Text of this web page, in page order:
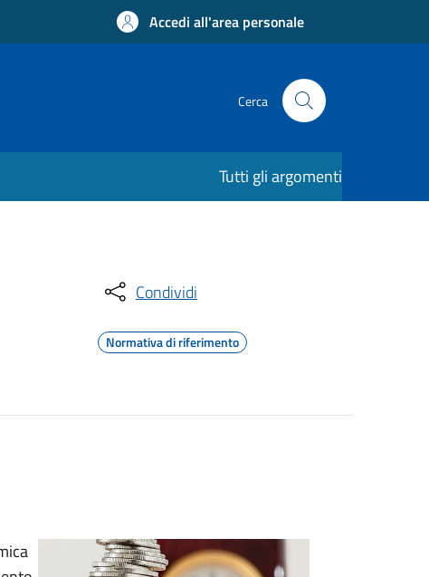
Accedi all'area personale
Cerca
Tutti gli argomenti
Condividi
Normativa di riferimento